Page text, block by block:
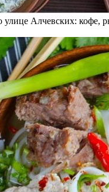
улице Алчевских: кофе,